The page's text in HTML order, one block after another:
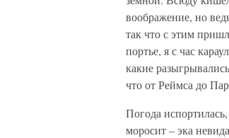
воображение, но
так что с этим
портье, я с час
какие
что от Реймса до
Погода
моросит – эка